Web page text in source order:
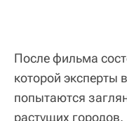
После фильма
которой эксперты
попытаются
растущих городов.